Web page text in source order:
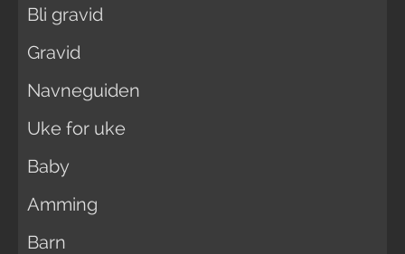
Bli gravid
Gravid
Navneguiden
Uke for uke
Baby
Amming
Barn